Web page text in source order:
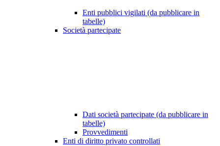
Enti pubblici vigilati (da pubblicare in
tabelle)
Società partecipate
Dati società partecipate (da pubblicare in
tabelle)
Provvedimenti
Enti di diritto privato controllati